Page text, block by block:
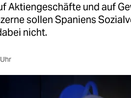
Aktiengeschäfte und auf
sollen Spaniens
nicht.